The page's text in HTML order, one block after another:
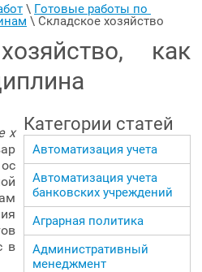
\ Готовые работы по
\ Складское хозяйство
как
х
в
Категории статей
Автоматизация учета
Автоматизация учета
банковских учреждений
Аграрная политика
Административный
менеджмент